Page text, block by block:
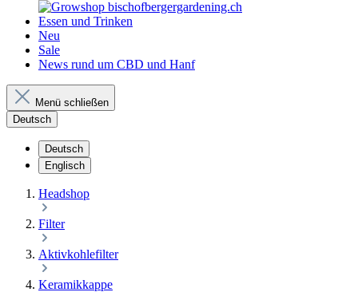
Essen und Trinken
Neu
Sale
News rund um CBD und Hanf
Menü schließen
Deutsch
Deutsch
Englisch
Headshop
Filter
Aktivkohlefilter
Keramikkappe